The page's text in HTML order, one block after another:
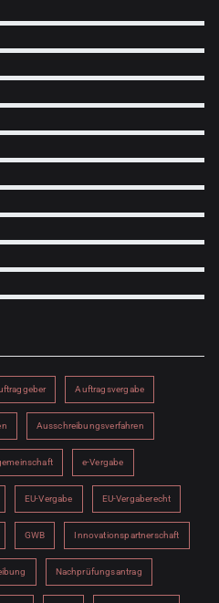
Auftragsvergabe
Ausschreibungsverfahren
e-Vergabe
EU-Vergabe EU-Vergaberecht
GWB Innovationspartnerschaft
Nachprüfungsantrag